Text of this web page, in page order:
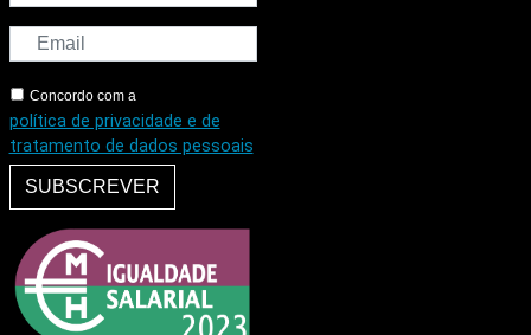
Concordo com a
política de privacidade e de
tratamento de dados pessoais
SUBSCREVER